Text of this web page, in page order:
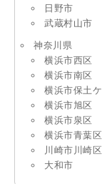
日野市
武蔵村山市
神奈川県
横浜市西区
横浜市南区
横浜市保土
横浜市旭区
横浜市泉区
横浜市青葉区
川崎市川崎区
大和市